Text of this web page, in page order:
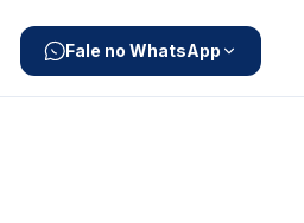
Fale no WhatsApp